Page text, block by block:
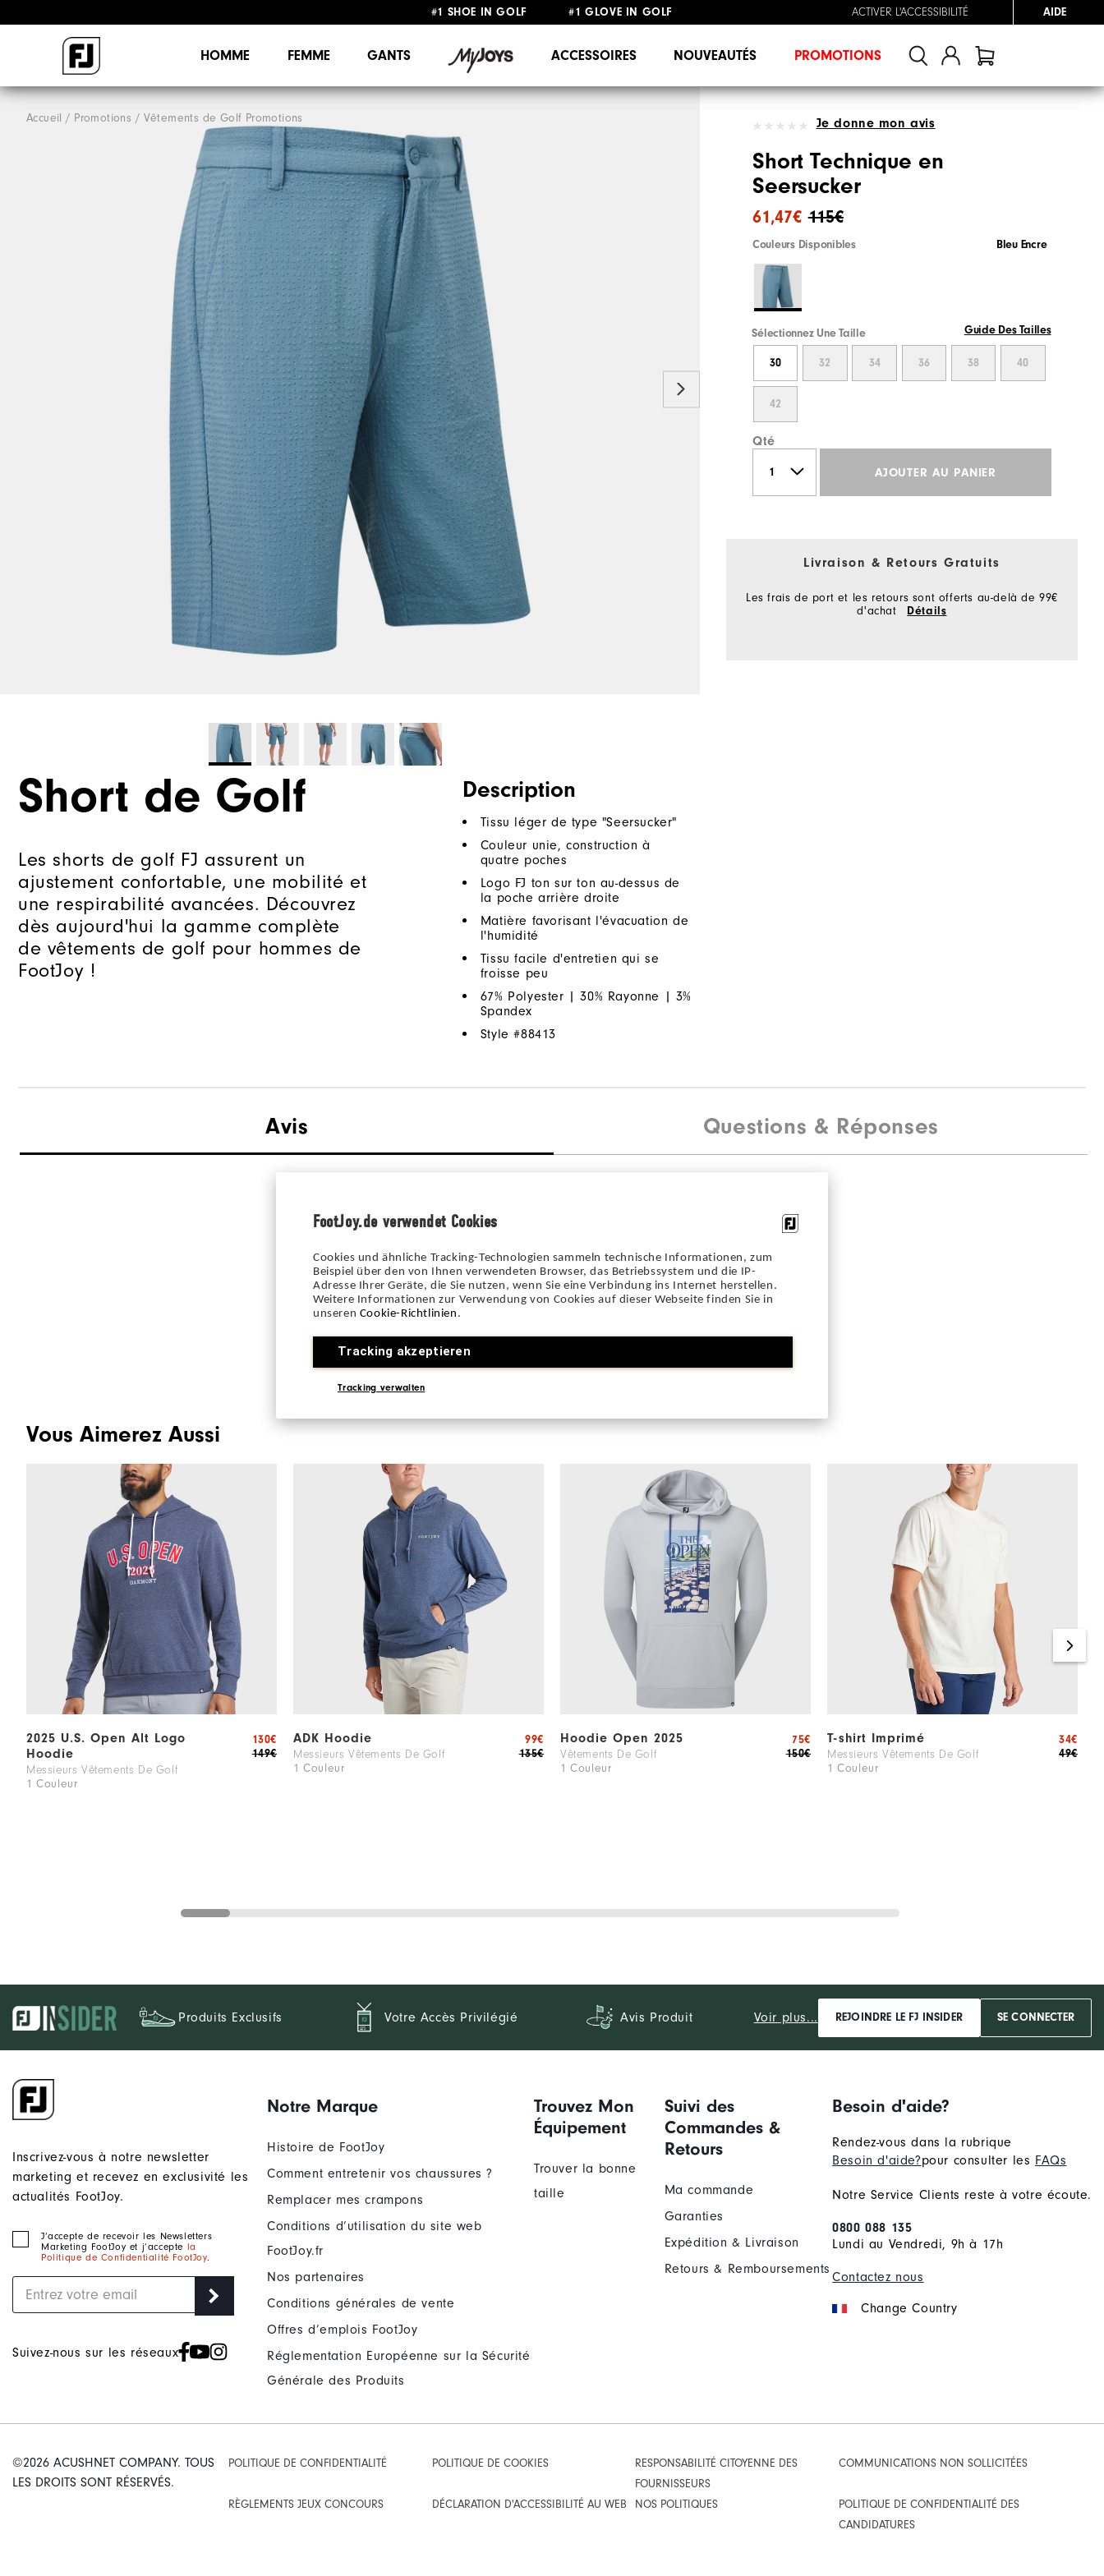
FootJoy.de verwendet Cookies
Cookies und ähnliche Tracking-Technologien sammeln technische Informationen, zum
Beispiel über den von Ihnen verwendeten Browser, das Betriebssystem und die IP-
Adresse Ihrer Geräte, die Sie nutzen, wenn Sie eine Verbindung ins Internet herstellen.
Weitere Informationen zur Verwendung von Cookies auf dieser Webseite finden Sie in
unseren Cookie-Richtlinien .
Tracking akzeptieren
Tracking verwalten
#1 SHOE IN GOLF #1 GLOVE IN GOLF
ACTIVER L'ACCESSIBILITÉ AIDE
HOMME FEMME GANTS ACCESSOIRES NOUVEAUTÉS PROMOTIONS
Accueil Promotions Vêtements de Golf Promotions Je donne mon avis
Short Technique en
Seersucker
115€
61,47€
Couleurs Disponibles Bleu Encre
Sélectionnez Une Taille Guide Des Tailles
30 32 34 36 38 40
42
Qté
AJOUTER AU PANIER
Livraison & Retours Gratuits
Les frais de port et les retours sont offerts au-delà de 99€
d'achat
Détails
Short de Golf
Les shorts de golf FJ assurent un
ajustement confortable, une mobilité et
une respirabilité avancées. Découvrez
dès aujourd'hui la gamme complète
de vêtements de golf pour hommes de
FootJoy !
Description
Tissu léger de type "Seersucker"
Couleur unie, construction à
quatre poches
Logo FJ ton sur ton au-dessus de
la poche arrière droite
Matière favorisant l'évacuation de
l'humidité
Tissu facile d'entretien qui se
froisse peu
67% Polyester | 30% Rayonne | 3%
Spandex
Style #88413
Avis Questions & Réponses
Be the first to review this product
Share your thoughts with other customers.
Vous Aimerez Aussi
2025 U.S. Open Alt Logo
Hoodie
Messieurs Vêtements De Golf
1 Couleur
149€
130€ ADK Hoodie
Messieurs Vêtements De Golf
1 Couleur
135€
99€ Hoodie Open 2025
Vêtements De Golf
1 Couleur
150€
75€ T-shirt Imprimé
Messieurs Vêtements De Golf
1 Couleur
49€
34€
Produits Exclusifs Votre Accès Privilégié Avis Produit Voir plus... REJOINDRE LE FJ INSIDER SE CONNECTER
Inscrivez-vous à notre newsletter
marketing et recevez en exclusivité les
actualités FootJoy.
J‘accepte de recevoir les Newsletters
Marketing FootJoy et j’accepte
la
Politique de Confidentialité FootJoy.
Suivez-nous sur les réseaux
Notre Marque
Histoire de FootJoy
Comment entretenir vos chaussures ?
Remplacer mes crampons
Conditions d’utilisation du site web
FootJoy.fr
Nos partenaires
Conditions générales de vente
Offres d’emplois FootJoy
Réglementation Européenne sur la Sécurité
Générale des Produits
Trouvez Mon
Équipement
Trouver la bonne
taille
Suivi des
Commandes &
Retours
Ma commande
Garanties
Expédition & Livraison
Retours & Remboursements
Besoin d'aide?
Rendez-vous dans la rubrique
Besoin d'aide?pour consulter les FAQs
Notre Service Clients reste à votre écoute.
0800 088 135
Lundi au Vendredi, 9h à 17h
Contactez nous
Change Country
©2026 ACUSHNET COMPANY. TOUS
LES DROITS SONT RÉSERVÉS.
POLITIQUE DE CONFIDENTIALITÉ POLITIQUE DE COOKIES
RESPONSABILITÉ CITOYENNE DES
FOURNISSEURS
COMMUNICATIONS NON SOLLICITÉES
RÈGLEMENTS JEUX CONCOURS DÉCLARATION D'ACCESSIBILITÉ AU WEB NOS POLITIQUES
POLITIQUE DE CONFIDENTIALITÉ DES
CANDIDATURES